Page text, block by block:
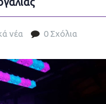
νέα 0 Σχόλια